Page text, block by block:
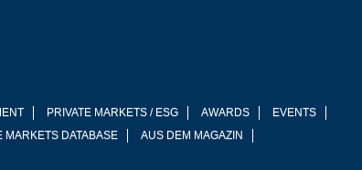
PRIVATE MARKETS / ESG AWARDS
EVENTS
MARKETS DATABASE AUS DEM MAGAZIN